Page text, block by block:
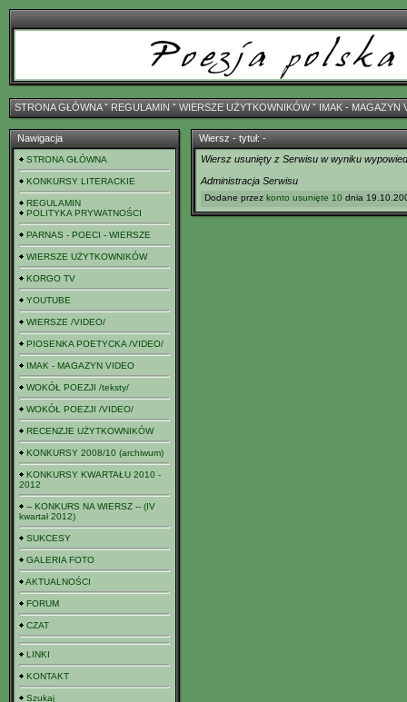
STRONA GŁÓWNAˇ REGULAMIN ˇ WIERSZE UŻYTKOWNIKÓWˇ IMAK - MAGAZYN
Nawigacja
STRONA GŁÓWNA
KONKURSY LITERACKIE
REGULAMIN
POLITYKA PRYWATNOŚCI
PARNAS - POECI - WIERSZE
WIERSZE UŻYTKOWNIKÓW
KORGO TV
YOUTUBE
WIERSZE /VIDEO/
PIOSENKA POETYCKA /VIDEO/
IMAK - MAGAZYN VIDEO
WOKÓŁ POEZJI /teksty/
WOKÓŁ POEZJI /VIDEO/
RECENZJE UŻYTKOWNIKÓW
KONKURSY 2008/10 (archiwum)
KONKURSY KWARTAŁU 2010 -
2012
-- KONKURS NA WIERSZ -- (IV
kwartał 2012)
SUKCESY
GALERIA FOTO
AKTUALNOŚCI
FORUM
CZAT
LINKI
KONTAKT
Szukaj
Wiersz - tytuł: -
Wiersz usunięty z Serwisu w wyniku
Administracja Serwisu
Dodane przez konto usunięte 10 dnia